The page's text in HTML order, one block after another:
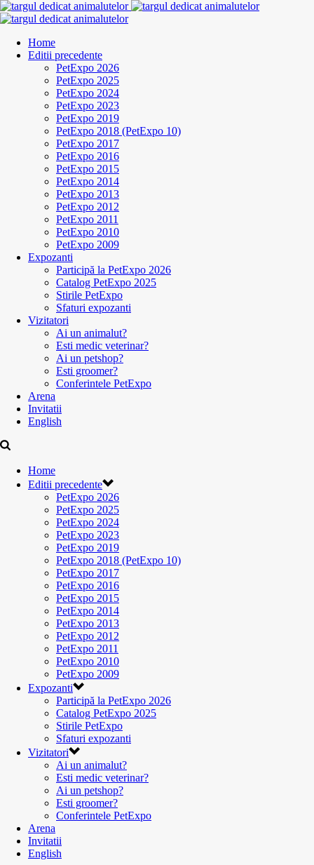
Home
Editii precedente
PetExpo 2026
PetExpo 2025
PetExpo 2024
PetExpo 2023
PetExpo 2019
PetExpo 2018 (PetExpo 10)
PetExpo 2017
PetExpo 2016
PetExpo 2015
PetExpo 2014
PetExpo 2013
PetExpo 2012
PetExpo 2011
PetExpo 2010
PetExpo 2009
Expozanti
Participă la PetExpo 2026
Catalog PetExpo 2025
Stirile PetExpo
Sfaturi expozanti
Vizitatori
Ai un animalut?
Esti medic veterinar?
Ai un petshop?
Esti groomer?
Conferintele PetExpo
Arena
Invitatii
English
Home
Editii precedente
PetExpo 2026
PetExpo 2025
PetExpo 2024
PetExpo 2023
PetExpo 2019
PetExpo 2018 (PetExpo 10)
PetExpo 2017
PetExpo 2016
PetExpo 2015
PetExpo 2014
PetExpo 2013
PetExpo 2012
PetExpo 2011
PetExpo 2010
PetExpo 2009
Expozanti
Participă la PetExpo 2026
Catalog PetExpo 2025
Stirile PetExpo
Sfaturi expozanti
Vizitatori
Ai un animalut?
Esti medic veterinar?
Ai un petshop?
Esti groomer?
Conferintele PetExpo
Arena
Invitatii
English